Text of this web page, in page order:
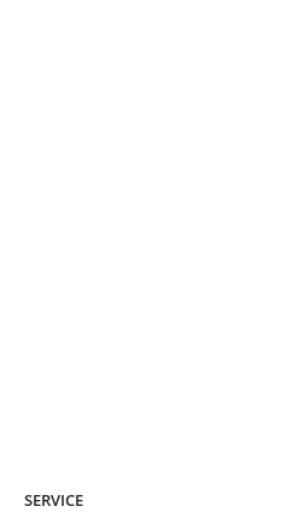
SERVICE